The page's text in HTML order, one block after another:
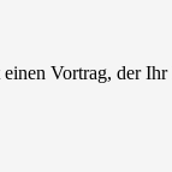
Vortrag, der